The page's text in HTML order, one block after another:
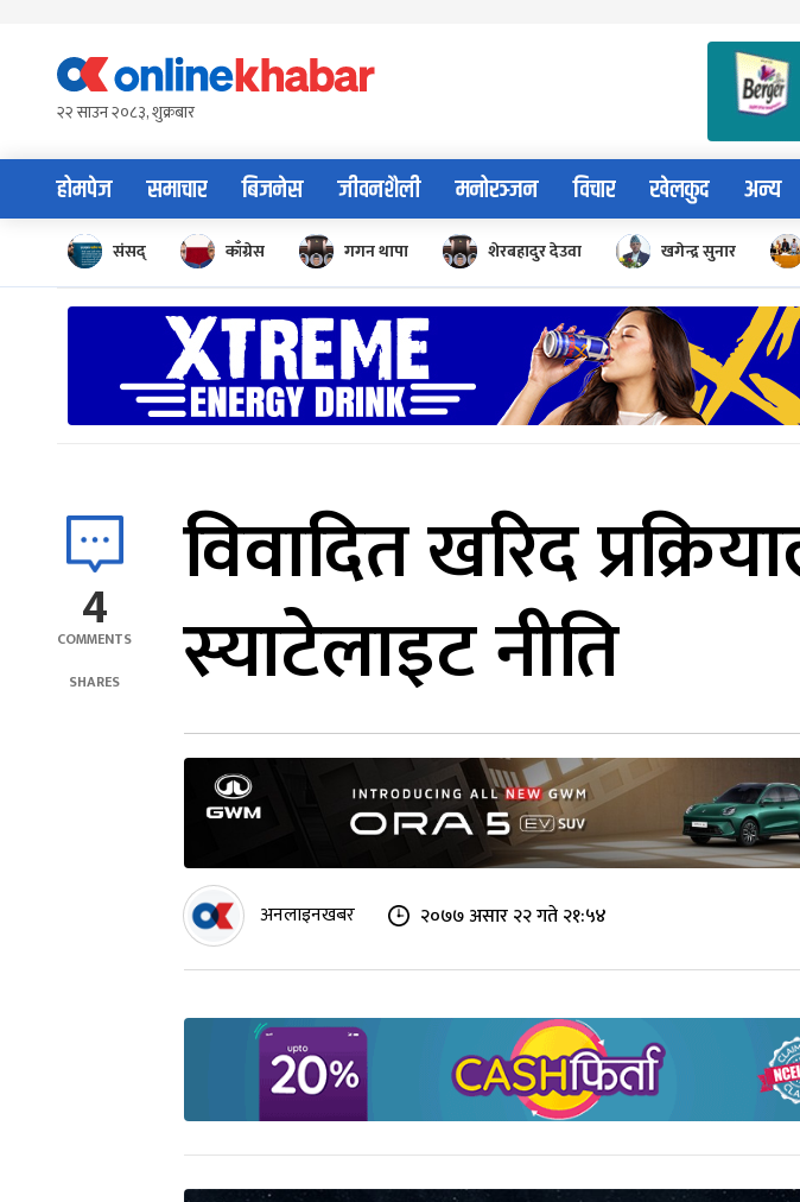
content२२ साउन २०८३, शुक्रबार
होमपेज समाचार बिजनेस जीवनशैली मनोरञ्जन विचार खेलकुद अन्य
संसद् काँग्रेस गगन थापा शेरबहादुर देउवा खगेन्द्र सुनार
4
COMMENTS
SHARES
विवादित खरिद
स्याटेलाइट नीति
अनलाइनखबर २०७७ असार २२ गते २१:५४